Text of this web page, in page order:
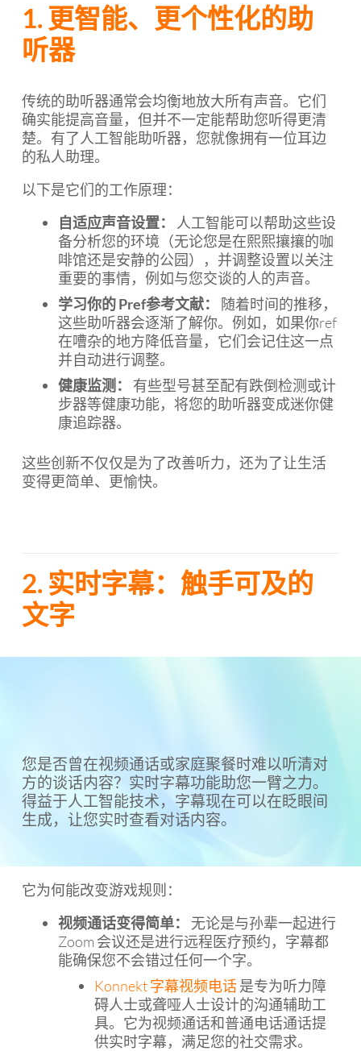
1. 更智能、更个性化的助
听器
传统的助听器通常会均衡地放大所有声音。它们
确实能提高音量，但并不一定能帮助您听得更清
楚。有了人工智能助听器，您就像拥有一位耳边
的私人助理。
以下是它们的工作原理：
自适应声音设置：
人工智能可以帮助这些设
备分析您的环境（无论您是在熙熙攘攘的咖
啡馆还是安静的公园），并调整设置以关注
重要的事情，例如与您交谈的人的声音。
学习你的 Pref参考文献：
随着时间的推移，
这些助听器会逐渐了解你。例如，如果你ref
在嘈杂的地方降低音量，它们会记住这一点
并自动进行调整。
健康监测：
有些型号甚至配有跌倒检测或计
步器等健康功能，将您的助听器变成迷你健
康追踪器。
这些创新不仅仅是为了改善听力，还为了让生活
变得更简单、更愉快。
2. 实时字幕：触手可及的
文字
您是否曾在视频通话或家庭聚餐时难以听清对
方的谈话内容？实时字幕功能助您一臂之力。
得益于人工智能技术，字幕现在可以在眨眼间
生成，让您实时查看对话内容。
它为何能改变游戏规则：
视频通话变得简单：
无论是与孙辈一起进行
Zoom 会议还是进行远程医疗预约，字幕都
能确保您不会错过任何一个字。
Konnekt 字幕视频电话是专为听力障
碍人士或聋哑人士设计的沟通辅助工
具。它为视频通话和普通电话通话提
供实时字幕，满足您的社交需求。